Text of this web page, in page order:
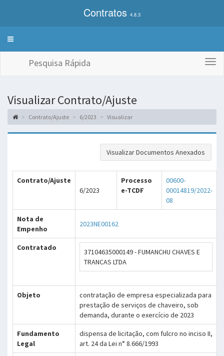
Contratos 4.8.3
Alterna
Pesquisa Rápida
Visualizar Contrato/Ajuste
Contrato/Ajuste 6/2023 Visualizar
Visualizar Documentos Anexados
Contrato/Ajuste
6/2023
Processo
e-TCDF
00600-
00014819/2022-
08
Nota de
Empenho
2023NE00162
Contratado
37104635000149 - FUMANCHU CHAVES E
TRANCAS LTDA
Objeto
contratação de empresa especializada para
prestação de serviços de chaveiro, sob
demanda, durante o exercício de 2023
Fundamento
Legal
dispensa de licitação, com fulcro no inciso II,
art. 24 da Lei n° 8.666/1993